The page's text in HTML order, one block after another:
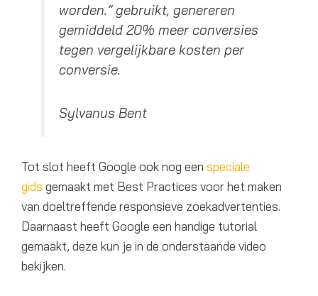
worden.” gebruikt, genereren
gemiddeld 20% meer conversies
tegen vergelijkbare kosten per
conversie.
Sylvanus Bent
Tot slot heeft Google ook nog een speciale
gids gemaakt met Best Practices voor het maken
van doeltreffende responsieve zoekadvertenties.
Daarnaast heeft Google een handige tutorial
gemaakt, deze kun je in de onderstaande video
bekijken.